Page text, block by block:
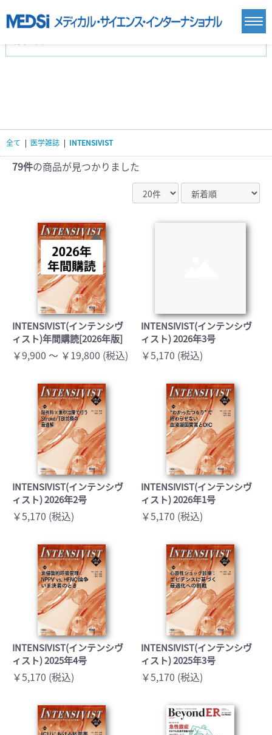
臨床医学:一般(359) 臨床医学:内科系(407)
基礎医学(93)
看護学(21)
医療技術(16)
栄養学(0)
薬学(7)
医学一般(91) マルチメディア(0)
全て | 医学雑誌 | INTENSIVIST
79件の商品が見つかりました
INTENSIVIST(インテンシヴ
ィスト)年間購読[2026年版]
￥9,900 ～ ￥19,800 (税込)
INTENSIVIST(インテンシヴ
ィスト) 2026年3号
￥5,170 (税込)
INTENSIVIST(インテンシヴ
ィスト) 2026年2号
￥5,170 (税込)
INTENSIVIST(インテンシヴ
ィスト) 2026年1号
￥5,170 (税込)
INTENSIVIST(インテンシヴ
ィスト) 2025年4号
￥5,170 (税込)
INTENSIVIST(インテンシヴ
ィスト) 2025年3号
￥5,170 (税込)